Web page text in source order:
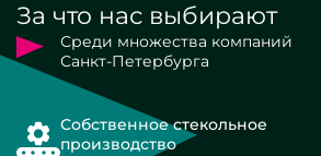
За что нас выбирают
Среди множества компаний
Санкт-Петербурга
Собственное стекольное
производство